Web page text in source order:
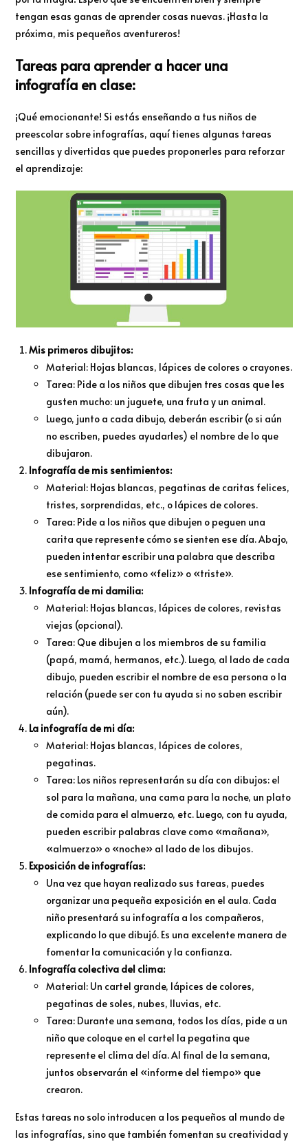
tengan esas ganas de aprender cosas nuevas. ¡Hasta la
próxima, mis pequeños aventureros!
Tareas para aprender a hacer una
infografía en clase:
¡Qué emocionante! Si estás enseñando a tus niños de
preescolar sobre infografías, aquí tienes algunas tareas
sencillas y divertidas que puedes proponerles para reforzar
el aprendizaje:
Mis primeros dibujitos:
Material: Hojas blancas, lápices de colores o crayones.
Tarea: Pide a los niños que dibujen tres cosas que les
gusten mucho: un juguete, una fruta y un animal.
Luego, junto a cada dibujo, deberán escribir (o si aún
no escriben, puedes ayudarles) el nombre de lo que
dibujaron.
Infografía de mis sentimientos:
Material: Hojas blancas, pegatinas de caritas felices,
tristes, sorprendidas, etc., o lápices de colores.
Tarea: Pide a los niños que dibujen o peguen una
carita que represente cómo se sienten ese día. Abajo,
pueden intentar escribir una palabra que describa
ese sentimiento, como «feliz» o «triste».
Infografía de mi damilia:
Material: Hojas blancas, lápices de colores, revistas
viejas (opcional).
Tarea: Que dibujen a los miembros de su familia
(papá, mamá, hermanos, etc.). Luego, al lado de cada
dibujo, pueden escribir el nombre de esa persona o la
relación (puede ser con tu ayuda si no saben escribir
aún).
La infografía de mi día:
Material: Hojas blancas, lápices de colores,
pegatinas.
Tarea: Los niños representarán su día con dibujos: el
sol para la mañana, una cama para la noche, un plato
de comida para el almuerzo, etc. Luego, con tu ayuda,
pueden escribir palabras clave como «mañana»,
«almuerzo» o «noche» al lado de los dibujos.
Exposición de infografías:
Una vez que hayan realizado sus tareas, puedes
organizar una pequeña exposición en el aula. Cada
niño presentará su infografía a los compañeros,
explicando lo que dibujó. Es una excelente manera de
fomentar la comunicación y la confianza.
Infografía colectiva del clima:
Material: Un cartel grande, lápices de colores,
pegatinas de soles, nubes, lluvias, etc.
Tarea: Durante una semana, todos los días, pide a un
niño que coloque en el cartel la pegatina que
represente el clima del día. Al final de la semana,
juntos observarán el «informe del tiempo» que
crearon.
Estas tareas no solo introducen a los pequeños al mundo de
las infografías, sino que también fomentan su creatividad y